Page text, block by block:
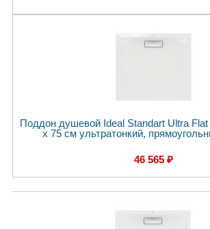
Поддон душевой Ideal Standart Ultra
x 75 см ультратонкий,
46 565 ₽